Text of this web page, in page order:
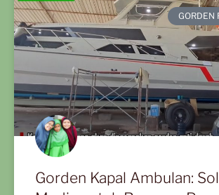
GORDEN
Gorden Kapal Ambulan: